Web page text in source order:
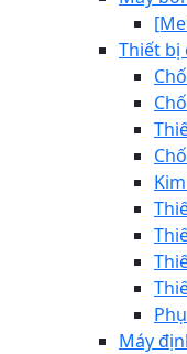
Thiết bị
Máy